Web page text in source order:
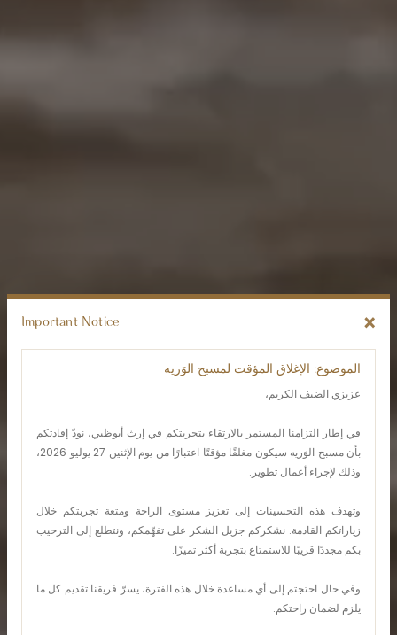
Important Notice ×
الموضوع: الإغلاق المؤقت لمسبح الوَريه
عزيزي الضيف الكريم،
في إطار التزامنا المستمر بالارتقاء بتجربتكم في إرث أبوظبي، نودّ إفادتكم
بأن مسبح الوَريه سيكون مغلقًا مؤقتًا اعتبارًا من يوم الإثنين 27 يوليو 2026،
وذلك لإجراء أعمال تطوير.
وتهدف هذه التحسينات إلى تعزيز مستوى الراحة ومتعة تجربتكم خلال
زياراتكم القادمة. نشكركم جزيل الشكر على تفهّمكم، ونتطلع إلى الترحيب
بكم مجددًا قريبًا للاستمتاع بتجربة أكثر تميزًا.
وفي حال احتجتم إلى أي مساعدة خلال هذه الفترة، يسرّ فريقنا تقديم كل ما
يلزم لضمان راحتكم.